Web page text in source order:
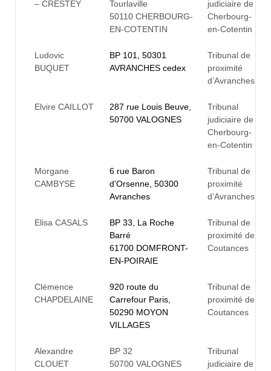
– CRESTEY
Tourlaville
50110 CHERBOURG-
EN-COTENTIN
judiciaire de
Cherbourg-
en-Cotentin
Ludovic
BUQUET
BP 101, 50301
AVRANCHES cedex
Tribunal de
proximité
d’Avranches
Elvire CAILLOT
287 rue Louis Beuve,
50700 VALOGNES
Tribunal
judiciaire de
Cherbourg-
en-Cotentin
Morgane
CAMBYSE
6 rue Baron
d’Orsenne, 50300
Avranches
Tribunal de
proximité
d’Avranches
Elisa CASALS
BP 33, La Roche
Barré
61700 DOMFRONT-
EN-POIRAIE
Tribunal de
proximité de
Coutances
Clémence
CHAPDELAINE
920 route du
Carrefour Paris,
50290 MOYON
VILLAGES
Tribunal de
proximité de
Coutances
Alexandre
CLOUET
BP 32
50700 VALOGNES
Tribunal
judiciaire de